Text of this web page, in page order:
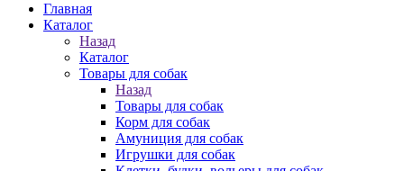
Главная
Каталог
Назад
Каталог
Товары для собак
Назад
Товары для собак
Корм для собак
Амуниция для собак
Игрушки для собак